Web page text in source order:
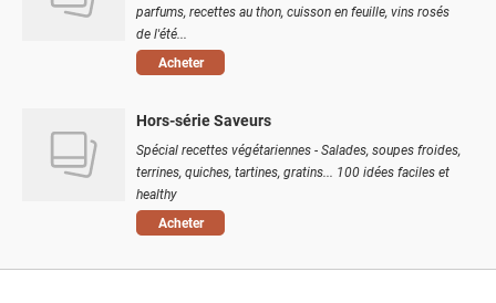
parfums, recettes au thon, cuisson en feuille, vins rosés
de l'été...
Acheter
Hors-série Saveurs
Spécial recettes végétariennes - Salades, soupes froides,
terrines, quiches, tartines, gratins... 100 idées faciles et
healthy
Acheter